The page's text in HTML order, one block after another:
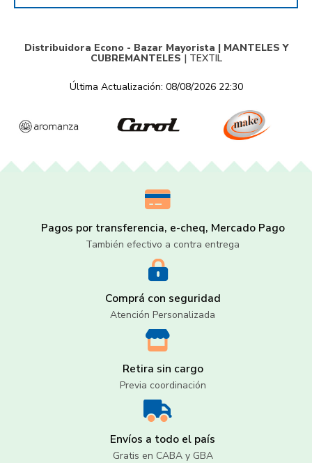
Distribuidora Econo - Bazar Mayorista | MANTELES Y
CUBREMANTELES | TEXTIL
Última Actualización: 08/08/2026 22:30
Pagos por transferencia, e-cheq, Mercado Pago
También efectivo a contra entrega
Comprá con seguridad
Atención Personalizada
Retira sin cargo
Previa coordinación
Envíos a todo el país
Gratis en CABA y GBA